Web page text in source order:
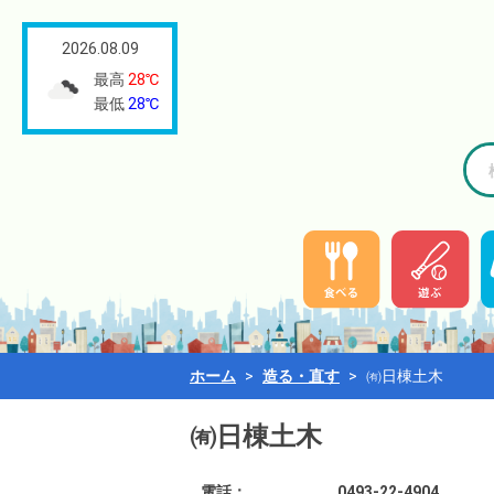
2026.08.09
最高 28℃
最低 28℃
ホーム > 造る・直す > ㈲日棟土木
㈲日棟土木